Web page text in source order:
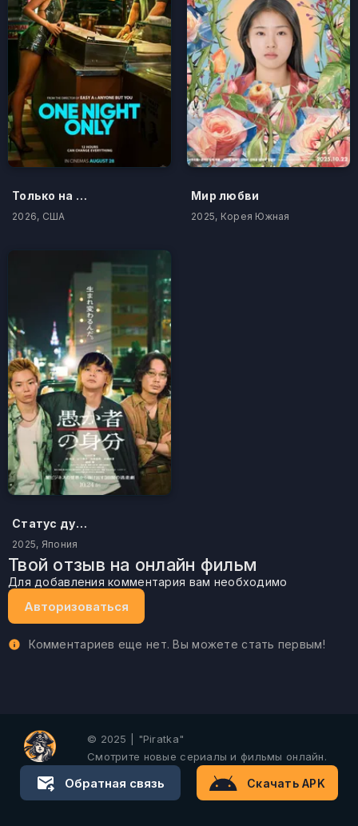
Только на одну ночь
2026, США
Мир любви
2025, Корея Южная
Статус дурака
2025, Япония
Твой отзыв на онлайн фильм
Для добавления комментария вам необходимо
Авторизоваться
Комментариев еще нет. Вы можете стать первым!
© 2025 | "Piratka"
Смотрите новые сериалы и фильмы онлайн.
Обратная связь Скачать APK